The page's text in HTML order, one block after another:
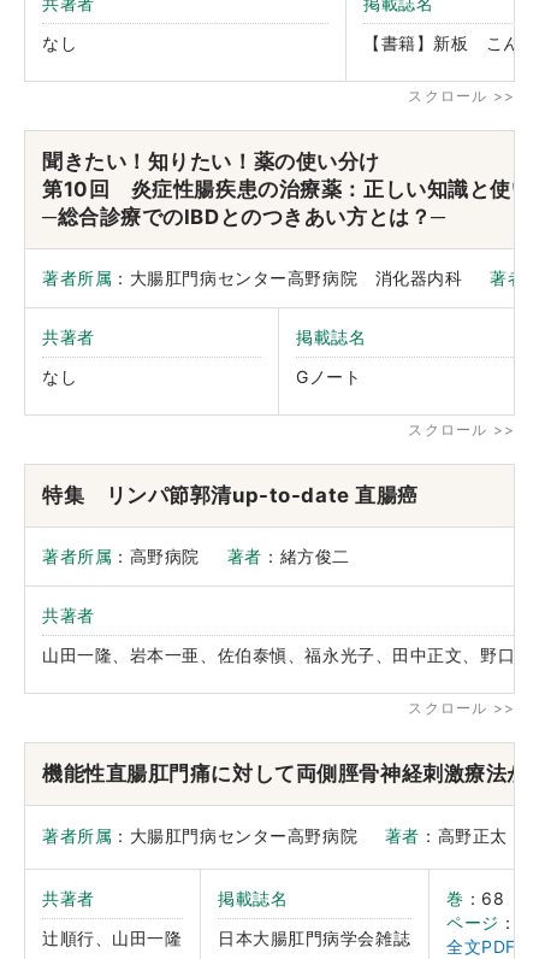
なし
【書籍】新板 こん
聞きたい！知りたい！薬の使い分け
第10回 炎症性腸疾患の治療薬：正しい知識と使
─総合診療でのIBDとのつきあい方とは？─
著者所属 ：大腸肛門病センター高野病院 消化器内科著者
共著者
なし
掲載誌名
Gノート
特集 リンパ節郭清up-to-date 直腸癌
著者所属 ：高野病院 著者 ：緒方俊二
共著者
山田一隆、岩本一亜、佐伯泰愼、福永光子、田中正文、野口忠
機能性直腸肛門痛に対して両側脛骨神経刺激療法が
著者所属 ：大腸肛門病センター高野病院 著者 ：高野正
共著者
辻順行、山田一隆
掲載誌名
日本大腸肛門病学会雑誌
巻 ：68
ページ ：
全文PDFは